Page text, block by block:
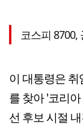
코스피 8700,
이 대통령은
를 찾아 '코리
선 후보 시절